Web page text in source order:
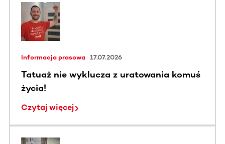
Informacja prasowa 17.07.2026
Tatuaż nie wyklucza z uratowania komuś
życia!
Czytaj więcej